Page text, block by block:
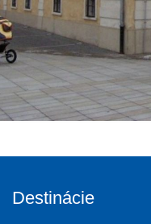
Destinácie